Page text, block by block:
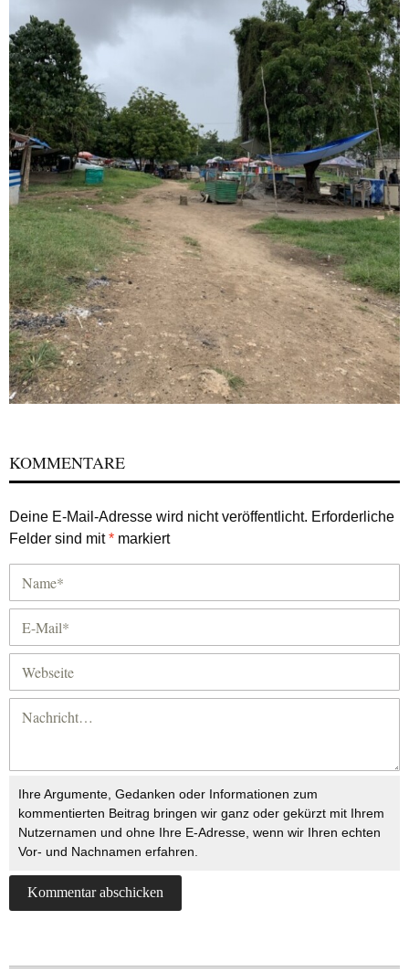
KOMMENTARE
Deine E-Mail-Adresse wird nicht veröffentlicht. Erforderliche
Felder sind mit* markiert
Ihre Argumente, Gedanken oder Informationen zum
kommentierten Beitrag bringen wir ganz oder gekürzt mit Ihrem
Nutzernamen und ohne Ihre E-Adresse, wenn wir Ihren echten
Vor- und Nachnamen erfahren.